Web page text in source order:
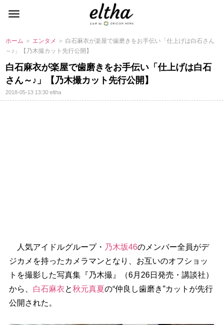
ホーム ＞ エンタメ ＞ 白石麻衣が楽屋で歯磨きをお手伝い「仕上げは白石さん
～♪」【乃木撮カット先行公開】
白石麻衣が楽屋で歯磨きをお手伝い「仕上げは白石
さん～♪」【乃木撮カット先行公開】
2018-05-13 13:30eltha
人気アイドルグループ・ 乃木坂46のメンバー全員がデ
ジカメを持ったカメラマンとなり、お互いのオフショッ
トを撮影した写真集『乃木撮』（6月26日発売・講談社）
から、 白石麻衣と秋元真夏の“仲良し歯磨き”カットが先行
公開された。